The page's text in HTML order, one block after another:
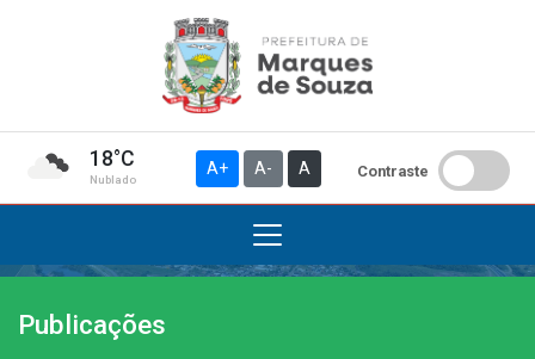
18°C
Nublado
A+ A- A Contraste
Institucional
Publicações